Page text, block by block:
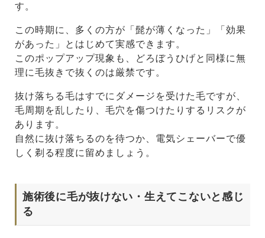
す。
この時期に、多くの方が「髭が薄くなった」「効果
があった」とはじめて実感できます。
このポップアップ現象も、どろぼうひげと同様に無
理に毛抜きで抜くのは厳禁です。
抜け落ちる毛はすでにダメージを受けた毛ですが、
毛周期を乱したり、毛穴を傷つけたりするリスクが
あります。
自然に抜け落ちるのを待つか、電気シェーバーで優
しく剃る程度に留めましょう。
施術後に毛が抜けない・生えてこないと感じ
る